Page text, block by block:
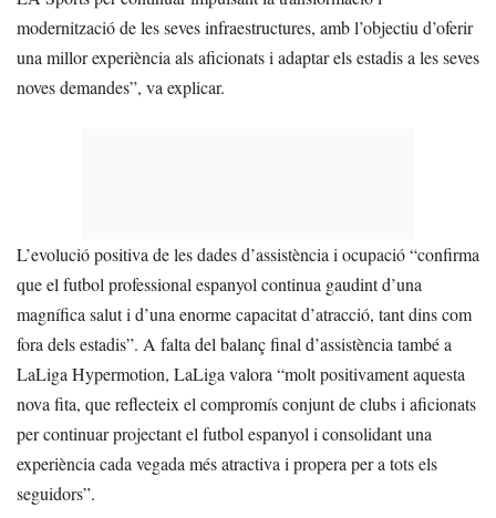
modernització de les seves infraestructures, amb l’objectiu d’oferir
una millor experiència als aficionats i adaptar els estadis a les seves
noves demandes”, va explicar.
L’evolució positiva de les dades d’assistència i ocupació “confirma
que el futbol professional espanyol continua gaudint d’una
magnífica salut i d’una enorme capacitat d’atracció, tant dins com
fora dels estadis”. A falta del balanç final d’assistència també a
LaLiga Hypermotion, LaLiga valora “molt positivament aquesta
nova fita, que reflecteix el compromís conjunt de clubs i aficionats
per continuar projectant el futbol espanyol i consolidant una
experiència cada vegada més atractiva i propera per a tots els
seguidors”.